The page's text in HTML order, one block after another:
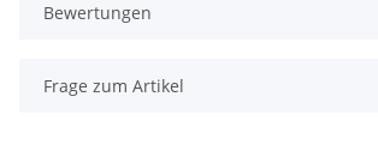
Bewertungen
Frage zum Artikel